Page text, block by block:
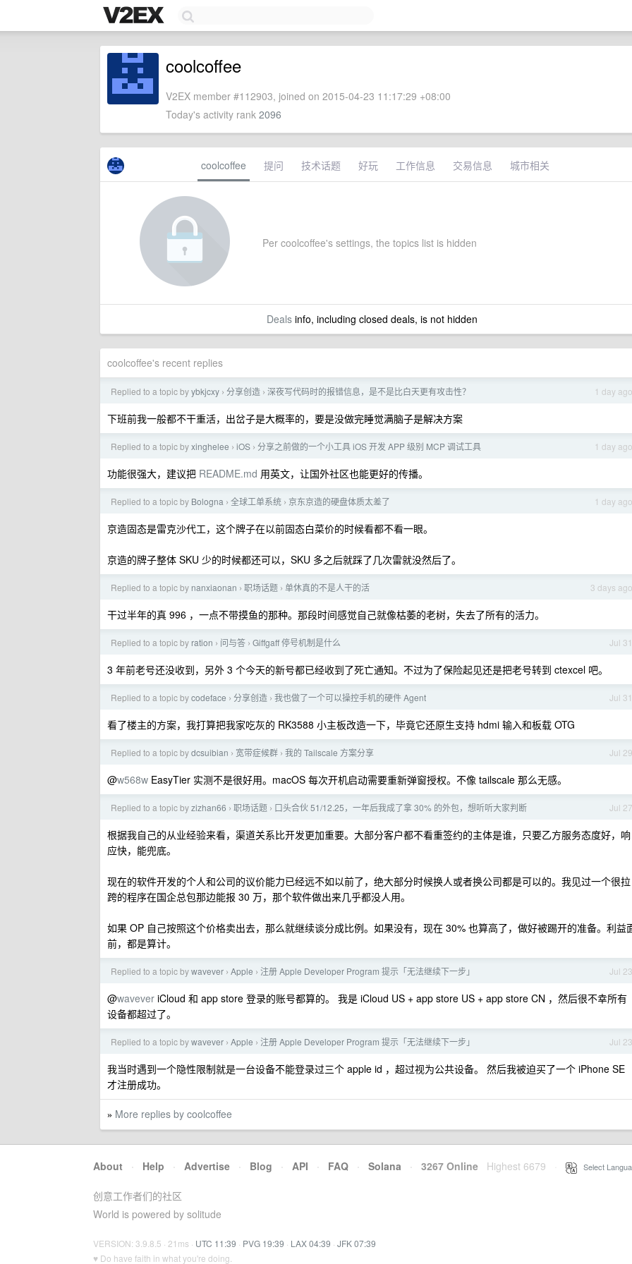
coolcoffee
V2EX member #112903, joined on 2015-04-23 11:17:29 +08:00
Today's activity rank 2096
coolcoffee 提问 技术话题 好玩 工作信息 交易信息 城市相关
Per coolcoffee's settings, the topics list is hidden
Dealsinfo, including closed deals, is not hidden
coolcoffee's recent replies
1 day ago
Replied to a topic byybkjcxy › 分享创造 › 深夜写代码时的报错信息，是不是比白天更有攻击性？
下班前我一般都不干重活，出岔子是大概率的，要是没做完睡觉满脑子是解决方案
1 day ago
Replied to a topic byxinghelee › iOS › 分享之前做的一个小工具 iOS 开发 APP 级别 MCP 调试工具
功能很强大，建议把 README.md 用英文，让国外社区也能更好的传播。
1 day ago
Replied to a topic by Bologna › 全球工单系统 › 京东京造的硬盘体质太差了
京造固态是雷克沙代工，这个牌子在以前固态白菜价的时候看都不看一眼。
京造的牌子整体 SKU 少的时候都还可以，SKU 多之后就踩了几次雷就没然后了。
3 days ago
Replied to a topic by nanxiaonan › 职场话题 › 单休真的不是人干的活
干过半年的真 996 ，一点不带摸鱼的那种。那段时间感觉自己就像枯萎的老树，失去了所有的活力。
Jul 31
Replied to a topic by ration › 问与答 › Giffgaff 停号机制是什么
3 年前老号还没收到，另外 3 个今天的新号都已经收到了死亡通知。不过为了保险起见还是把老号转到 ctexcel 吧。
Jul 31
Replied to a topic bycodeface › 分享创造 › 我也做了一个可以操控手机的硬件 Agent
看了楼主的方案，我打算把我家吃灰的 RK3588 小主板改造一下，毕竟它还原生支持 hdmi 输入和板载 OTG
Jul 29
Replied to a topic bydcsuibian › 宽带症候群 › 我的 Tailscale 方案分享
@w568w EasyTier 实测不是很好用。macOS 每次开机启动需要重新弹窗授权。不像 tailscale 那么无感。
Jul 27
Replied to a topic byzizhan66 › 职场话题 › 口头合伙 51/12.25，一年后我成了拿 30% 的外包，想听听大家判断
根据我自己的从业经验来看，渠道关系比开发更加重要。大部分客户都不看重签约的主体是谁，只要乙方服务态度好，响
应快，能兜底。
现在的软件开发的个人和公司的议价能力已经远不如以前了，绝大部分时候换人或者换公司都是可以的。我见过一个很拉
跨的程序在国企总包那边能报 30 万，那个软件做出来几乎都没人用。
如果 OP 自己按照这个价格卖出去，那么就继续谈分成比例。如果没有，现在 30% 也算高了，做好被踢开的准备。利益
前，都是算计。
Jul 23
Replied to a topic bywavever › Apple › 注册 Apple Developer Program 提示「无法继续下一步」
@wavever iCloud 和 app store 登录的账号都算的。 我是 iCloud US + app store US + app store CN ，然后很不幸所有
设备都超过了。
Jul 23
Replied to a topic bywavever › Apple › 注册 Apple Developer Program 提示「无法继续下一步」
我当时遇到一个隐性限制就是一台设备不能登录过三个 apple id ，超过视为公共设备。 然后我被迫买了一个 iPhone SE
才注册成功。
» More replies by coolcoffee
About · Help · Advertise · Blog · API · FAQ · Solana · 3267 Online Highest 6679 Select
创意工作者们的社区
World is powered by solitude
VERSION: 3.9.8.5 · 21ms · UTC 11:39 · PVG 19:39 · LAX 04:39 · JFK 07:39
♥ Do have faith in what you're doing.